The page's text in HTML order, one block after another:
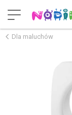
Dla maluchów